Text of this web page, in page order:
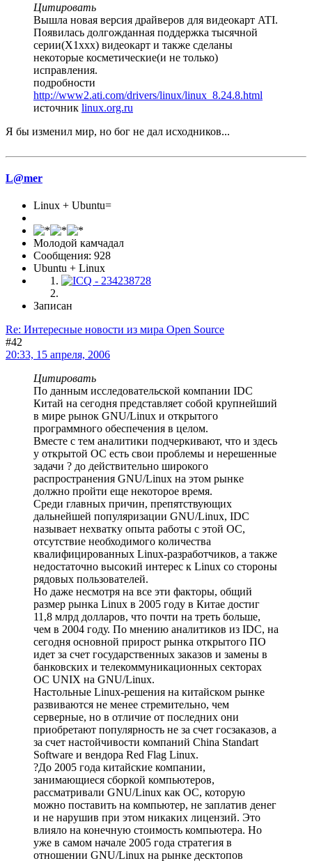
Цитировать
Вышла новая версия драйверов для видеокарт ATI.
Появилась долгожданная поддержка тысячной
серии(X1xxx) видеокарт и также сделаны
некоторые косметические(и не только)
исправления.
подробности
http://www2.ati.com/drivers/linux/linux_8.24.8.html
источник linux.org.ru
Я бы изменил мир, но бог не дал исходников...
L@mer
Linux + Ubuntu=
Молодой камчадал
Сообщения: 928
Ubuntu + Linux
Записан
Re: Интересные новости из мира Open Source
#42
20:33, 15 апреля, 2006
Цитировать
По данным исследовательской компании IDC
Китай на сегодня представляет собой крупнейший
в мире рынок GNU/Linux и открытого
программного обеспечения в целом.
Вместе с тем аналитики подчеркивают, что и здесь
у открытой ОС есть свои проблемы и нерешенные
задачи ? до действительно широкого
распространения GNU/Linux на этом рынке
должно пройти еще некоторое время.
Среди главных причин, препятствующих
дальнейшей популяризации GNU/Linux, IDC
называет нехватку опыта работы с этой ОС,
отсутствие необходимого количества
квалифицированных Linux-разработчиков, а также
недостаточно высокий интерес к Linux со стороны
рядовых пользователей.
Но даже несмотря на все эти факторы, общий
размер рынка Linux в 2005 году в Китае достиг
11,8 млрд долларов, что почти на треть больше,
чем в 2004 году. По мнению аналитиков из IDC, на
сегодня основной прирост рынка открытого ПО
идет за счет государственных заказов и замены в
банковских и телекоммуникационных секторах
ОС UNIX на GNU/Linux.
Настольные Linux-решения на китайском рынке
развиваются не менее стремительно, чем
серверные, но в отличие от последних они
приобретают популярность не за счет госзаказов, а
за счет настойчивости компаний China Standart
Software и вендора Red Flag Linux.
?До 2005 года китайские компании,
занимающиеся сборкой компьютеров,
рассматривали GNU/Linux как ОС, которую
можно поставить на компьютер, не заплатив денег
и не нарушив при этом никаких лицензий. Это
влияло на конечную стоимость компьютера. Но
уже в самом начале 2005 года стратегия в
отношении GNU/Linux на рынке десктопов